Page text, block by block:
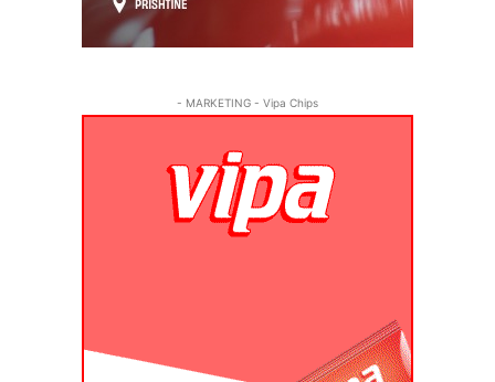
- MARKETING - Vipa Chips